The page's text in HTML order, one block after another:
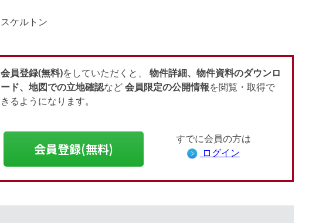
スケルトン
会員登録(無料)をしていただくと、物件詳細、物件資料のダウンロ
ード、地図での立地確認など会員限定の公開情報を閲覧・取得で
きるようになります。
会員登録(無料)
すでに会員の方は
ログイン